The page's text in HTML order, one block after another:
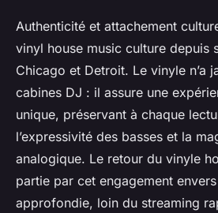
Authenticité et attachement
vinyl house music culture depuis
Chicago et Detroit. Le vinyle n’a
cabines DJ : il assure une
unique, préservant à chaque
l’expressivité des basses et la
analogique. Le retour du vinyle
partie par cet engagement
approfondie, loin du streaming